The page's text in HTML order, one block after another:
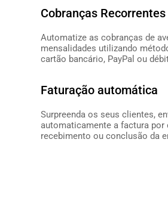
Cobranças Recorrentes
Automatize as cobranças de
mensalidades utilizando
cartão bancário, PayPal ou
Faturação automática
Surpreenda os seus clientes,
automaticamente a factura por
recebimento ou conclusão da